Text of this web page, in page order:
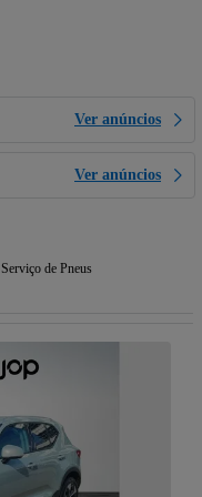
Ver anúncios
Ver anúncios
Serviço de Pneus